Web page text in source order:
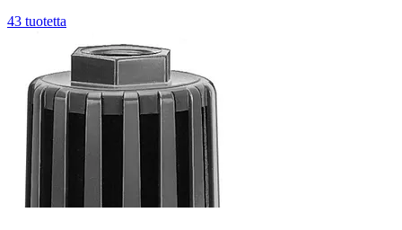
43 tuotetta
Liittimet ja putket tuotetta